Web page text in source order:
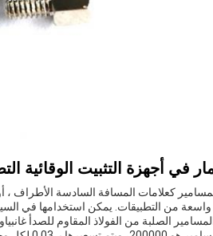
في أجهزة التثبيت الوقائية
كعلامات المسافة السادسة الأطراف ،
من التطبيقات. يمكن استخدامها في